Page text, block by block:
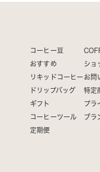
コーヒー豆
おすすめ
リキッドコーヒー
ドリップバッグ
ギフト
コーヒーツール
定期便
ショ
お問
特定
プラ
ブラ